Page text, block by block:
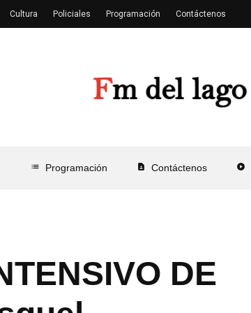
list Programación contact_page Contáctenos play_circle
Cultura Policiales Programación Contáctenos
DE